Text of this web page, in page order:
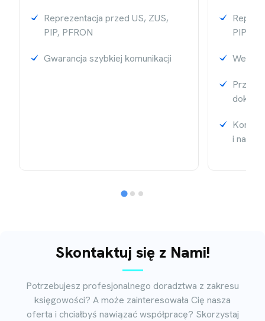
Reprezentacja przed US, ZUS,
PIP, PFRON
Gwarancja szybkiej komunikacji
PIP,
i
Skontaktuj się z Nami!
Potrzebujesz profesjonalnego doradztwa z zakresu
księgowości? A może zainteresowała Cię nasza
oferta i chciałbyś nawiązać współpracę? Skorzystaj